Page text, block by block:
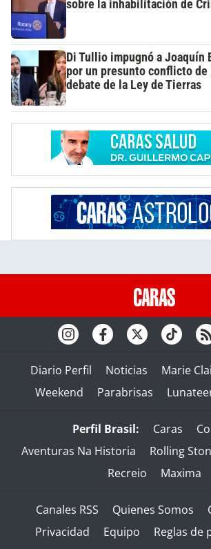
sobre la inhabilitación de
Di Tullio impugnó a Joaquín
por un presunto conflicto de
debate de la Ley de Tierras
Diario Perfil Noticias Marie
Weekend
Parabrisas
Perfil Brasil: Caras
Aventuras Na Historia
Rolling
Recreio
Maxima
Canales RSS Quienes Somos
Privacidad
Equipo
Reglas de